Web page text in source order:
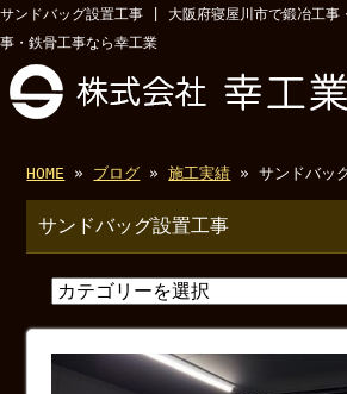
サンドバッグ設置工事 | 大阪府寝屋川市で鍛冶工事
事・鉄骨工事なら幸工業
HOME » ブログ »施工実績 » サンドバッ
サンドバッグ設置工事